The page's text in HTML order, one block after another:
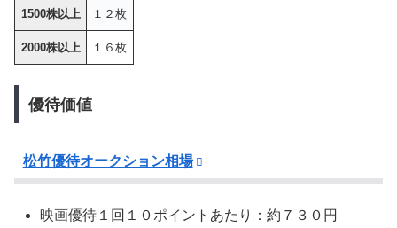
1500株以上 １２枚
2000株以上 １６枚
優待価値
松竹優待オークション相場
映画優待１回１０ポイントあたり：約７３０円